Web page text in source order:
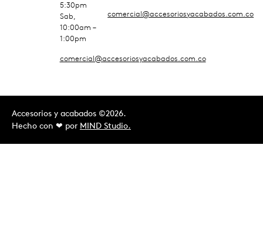
5:30pm
Sab,
10:00am –
1:00pm
comercial@accesoriosyacabados.com.co
comercial@accesoriosyacabados.com.co
Accesorios y acabados ©2026.
Hecho con ❤︎ por MIND Studio.